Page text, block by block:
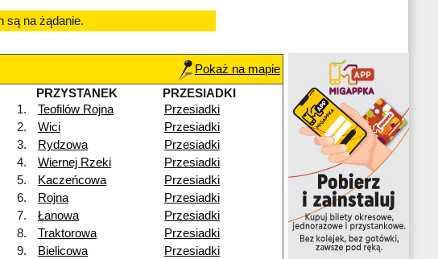
są na żądanie.
Pokaż na mapie
PRZYSTANEK
PRZESIADKI
1.
Teofilów Rojna
Przesiadki
2. Wici
Przesiadki
3. Rydzowa
Przesiadki
4. Wiernej Rzeki
Przesiadki
5. Kaczeńcowa
Przesiadki
6.
Rojna
Przesiadki
7. Łanowa
Przesiadki
8. Traktorowa
Przesiadki
9. Bielicowa
Przesiadki